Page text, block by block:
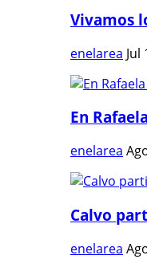
Vivamos
enelarea Jul
En
enelarea
Calvo
enelarea